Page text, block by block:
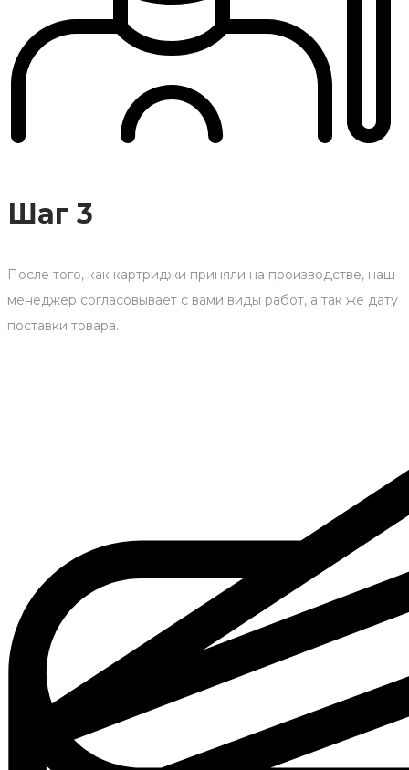
Шаг 3
После того, как картриджи приняли на производстве, наш
менеджер согласовывает с вами виды работ, а так же дату
поставки товара.